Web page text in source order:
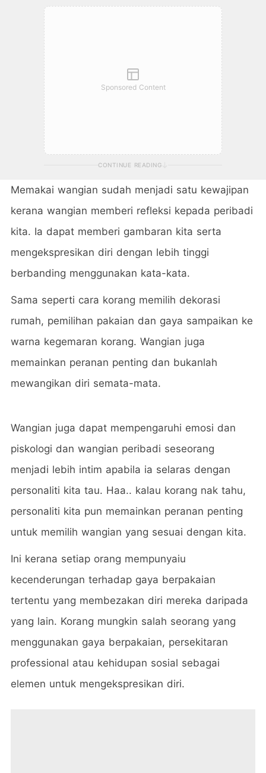
Sponsored Content
CONTINUE READING
Memakai wangian sudah menjadi satu kewajipan
kerana wangian memberi refleksi kepada peribadi
kita. Ia dapat memberi gambaran kita serta
mengekspresikan diri dengan lebih tinggi
berbanding menggunakan kata-kata.
Sama seperti cara korang memilih dekorasi
rumah, pemilihan pakaian dan gaya sampaikan ke
warna kegemaran korang. Wangian juga
memainkan peranan penting dan bukanlah
mewangikan diri semata-mata.
Wangian juga dapat mempengaruhi emosi dan
piskologi dan wangian peribadi seseorang
menjadi lebih intim apabila ia selaras dengan
personaliti kita tau. Haa.. kalau korang nak tahu,
personaliti kita pun memainkan peranan penting
untuk memilih wangian yang sesuai dengan kita.
Ini kerana setiap orang mempunyaiu
kecenderungan terhadap gaya berpakaian
tertentu yang membezakan diri mereka daripada
yang lain. Korang mungkin salah seorang yang
menggunakan gaya berpakaian, persekitaran
professional atau kehidupan sosial sebagai
elemen untuk mengekspresikan diri.